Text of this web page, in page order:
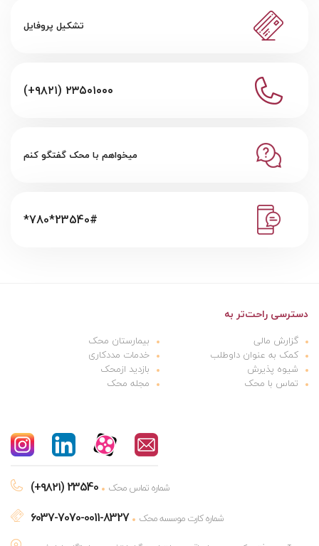
تشکیل پروفایل
(+۹۸۲۱) ۲۳۵۰۱۰۰۰
میخواهم با محک گفتگو کنم
*780*23540#
دسترسی راحت‌تر به
گزارش مالی
بیمارستان محک
کمک به عنوان داوطلب
خدمات مددکاری
شیوه پذیرش
بازدید ازمحک
تماس با محک
مجله محک
(+۹۸۲۱) 23540 شماره تماس محک
6037-7070-0011-8327
شماره کارت موسسه محک